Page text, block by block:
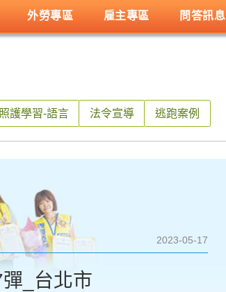
外勞專區 雇主專區 問答訊息
照護學習-語言 法令宣導 逃跑案例
2023-05-17
_台北市